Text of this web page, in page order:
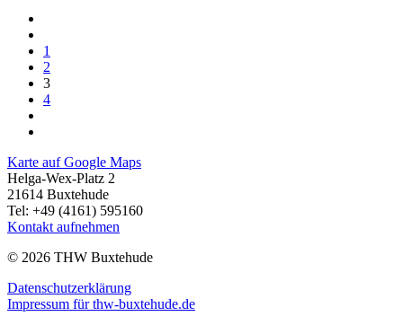
1
2
3
4
Karte auf Google Maps
Helga-Wex-Platz 2
21614 Buxtehude
Tel: +49 (4161) 595160
Kontakt aufnehmen
© 2026 THW Buxtehude
Datenschutzerklärung
Impressum für thw-buxtehude.de